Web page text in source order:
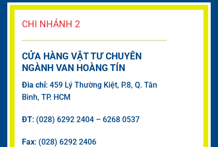
CHI NHÁNH 2
CỬA HÀNG VẬT TƯ CHUYÊN
NGÀNH VAN HOÀNG TÍN
Đia chỉ: 459 Lý Thường Kiệt, P.8, Q. Tân
Bình, TP. HCM
ĐT: (028) 6292 2404 – 6268 0537
Fax: (028) 6292 2406